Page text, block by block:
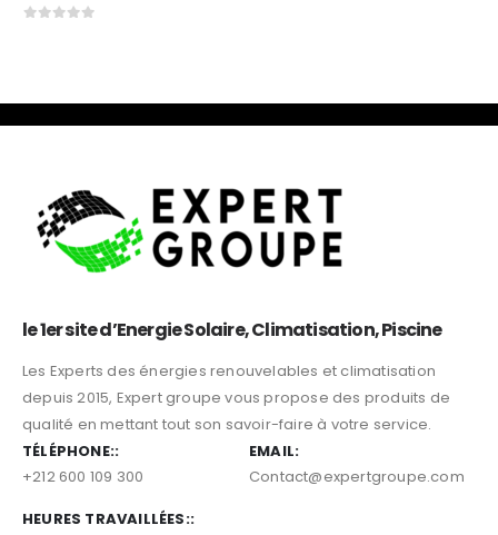
le 1er site d’Energie Solaire, Climatisation, Piscine
Les Experts des énergies renouvelables et climatisation
depuis 2015, Expert groupe vous propose des produits de
qualité en mettant tout son savoir-faire à votre service.
TÉLÉPHONE::
+212 600 109 300
EMAIL:
Contact@expertgroupe.com
HEURES TRAVAILLÉES::